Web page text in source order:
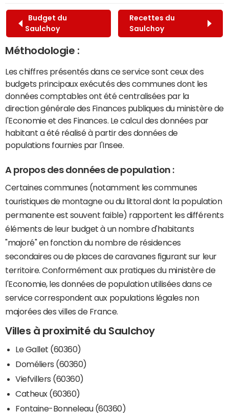
Budget du
Saulchoy
Recettes du
Saulchoy
Méthodologie :
Les chiffres présentés dans ce service sont ceux des
budgets principaux exécutés des communes dont les
données comptables ont été centralisées par la
direction générale des Finances publiques du ministère de
l'Economie et des Finances. Le calcul des données par
habitant a été réalisé à partir des données de
populations fournies par l'Insee.
A propos des données de population :
Certaines communes (notamment les communes
touristiques de montagne ou du littoral dont la population
permanente est souvent faible) rapportent les différents
éléments de leur budget à un nombre d'habitants
"majoré" en fonction du nombre de résidences
secondaires ou de places de caravanes figurant sur leur
territoire. Conformément aux pratiques du ministère de
l'Economie, les données de population utilisées dans ce
service correspondent aux populations légales non
majorées des villes de France.
Villes à proximité du Saulchoy
Le Gallet (60360)
Doméliers (60360)
Viefvillers (60360)
Catheux (60360)
Fontaine-Bonneleau (60360)